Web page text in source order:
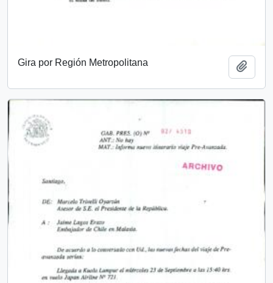
Gira por Región Metropolitana